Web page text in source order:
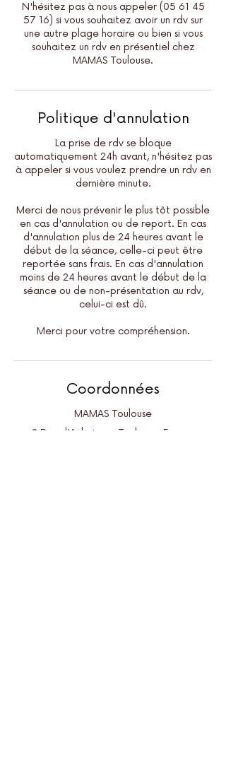
N'hésitez pas à nous appeler (05 61 45
57 16) si vous souhaitez avoir un rdv sur
une autre plage horaire ou bien si vous
souhaitez un rdv en présentiel chez
MAMAS Toulouse.
Politique d'annulation
La prise de rdv se bloque
automatiquement 24h avant, n'hésitez pas
à appeler si vous voulez prendre un rdv en
dernière minute.
Merci de nous prévenir le plus tôt possible
en cas d'annulation ou de report. En cas
d'annulation plus de 24 heures avant le
début de la séance, celle-ci peut être
reportée sans frais. En cas d'annulation
moins de 24 heures avant le début de la
séance ou de non-présentation au rdv,
celui-ci est dû.
Merci pour votre compréhension.
Coordonnées
MAMAS Toulouse
2 Rue d'Aubuisson, Toulouse, France